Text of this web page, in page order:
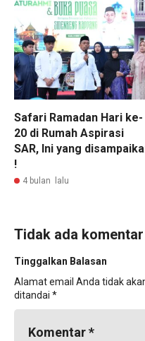
Safari Ramadan Hari ke-
20 di Rumah Aspirasi
SAR, Ini yang
!
4 bulan lalu
Tidak ada komentar
Tinggalkan Balasan
Alamat email Anda tidak
ditandai *
Komentar*